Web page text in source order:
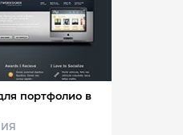
портфолио в